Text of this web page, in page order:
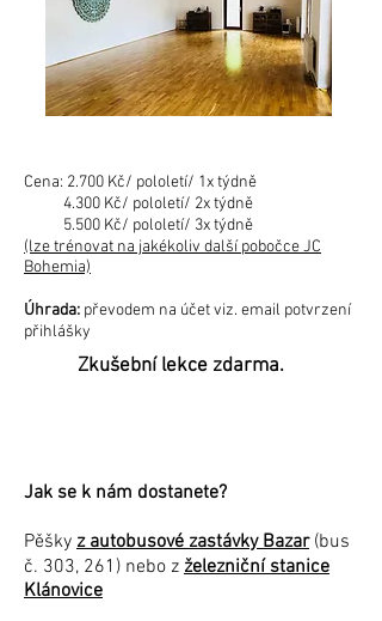
Cena: 2.700 Kč/ pololetí/ 1x týdně
4.300 Kč/ pololetí/ 2x týdně
5.500 Kč/ pololetí/ 3x týdně
(lze trénovat na jakékoliv další pobočce JC
Bohemia)
Úhrada: převodem na účet viz. email potvrzení
přihlášky
Zkušební lekce zdarma.
Jak se k nám dostanete?
Pěšky z autobusové zastávky Bazar(bus
č. 303, 261) nebo z železniční stanice
Klánovice